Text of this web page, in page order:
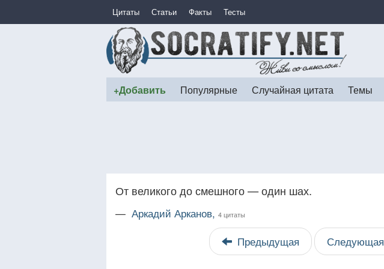
Цитаты Статьи Факты Тесты
+Добавить Популярные Случайная цитата Темы
От великого до смешного — один шах.
— Аркадий Арканов, 4 цитаты
Предыдущая Следующая